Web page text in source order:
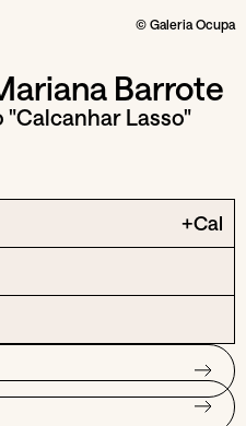
© Galeria Ocupa
Barrote
"Calcanhar Lasso"
+Cal